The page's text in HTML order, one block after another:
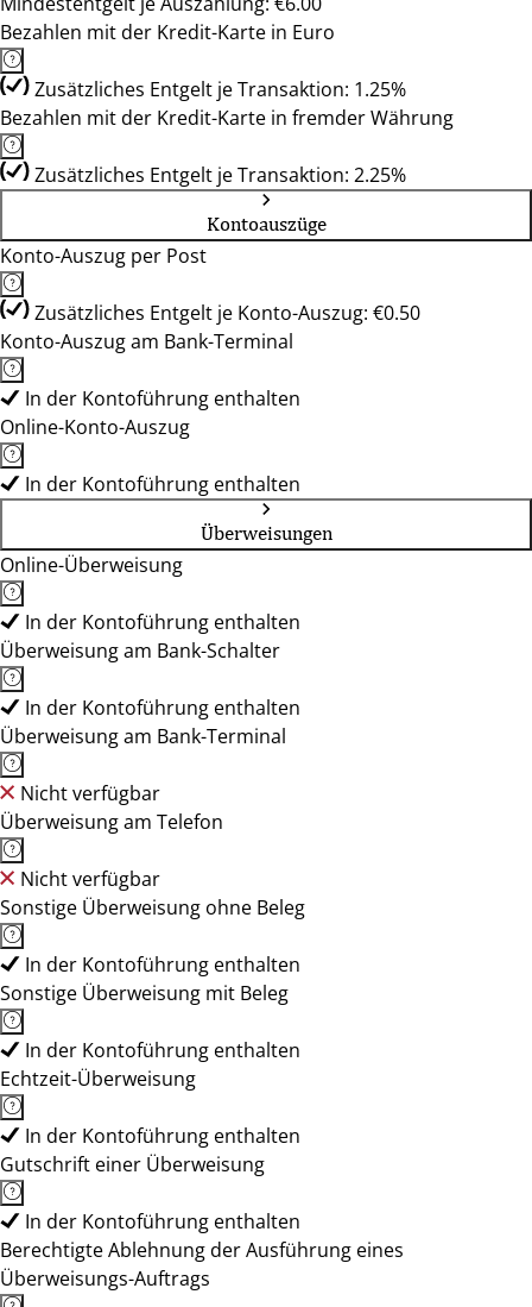
Bezahlen mit der Kredit-Karte in Euro
Zusätzliches Entgelt je Transaktion: 1.25%
Bezahlen mit der Kredit-Karte in fremder Währung
Zusätzliches Entgelt je Transaktion: 2.25%
Kontoauszüge
Konto-Auszug per Post
Zusätzliches Entgelt je Konto-Auszug: €0.50
Konto-Auszug am Bank-Terminal
In der Kontoführung enthalten
Online-Konto-Auszug
In der Kontoführung enthalten
Überweisungen
Online-Überweisung
In der Kontoführung enthalten
Überweisung am Bank-Schalter
In der Kontoführung enthalten
Überweisung am Bank-Terminal
Nicht verfügbar
Überweisung am Telefon
Nicht verfügbar
Sonstige Überweisung ohne Beleg
In der Kontoführung enthalten
Sonstige Überweisung mit Beleg
In der Kontoführung enthalten
Echtzeit-Überweisung
In der Kontoführung enthalten
Gutschrift einer Überweisung
In der Kontoführung enthalten
Berechtigte Ablehnung der Ausführung eines
Überweisungs-Auftrags